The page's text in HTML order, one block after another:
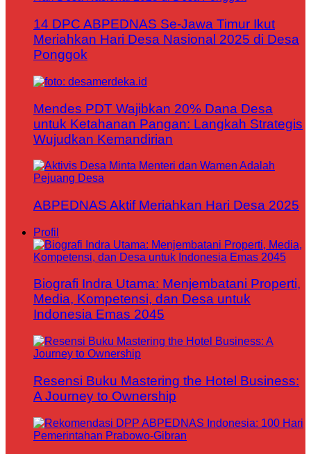
14 DPC ABPEDNAS Se-Jawa Timur Ikut
Meriahkan Hari Desa Nasional 2025 di Desa
Ponggok
Mendes PDT Wajibkan 20% Dana Desa
untuk Ketahanan Pangan: Langkah Strategis
Wujudkan Kemandirian
ABPEDNAS Aktif Meriahkan Hari Desa 2025
Profil
Biografi Indra Utama: Menjembatani Properti,
Media, Kompetensi, dan Desa untuk
Indonesia Emas 2045
Resensi Buku Mastering the Hotel Business:
A Journey to Ownership